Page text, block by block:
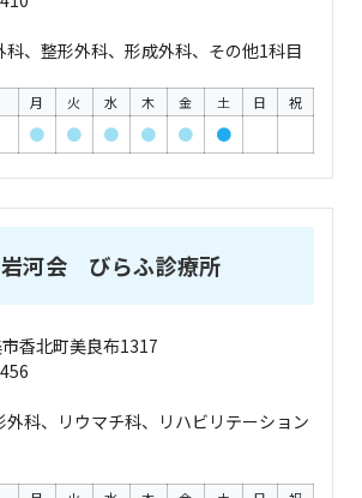
科、整形外科、形成外科、その他1科目
月 火 水 木 金 土 日 祝
● ● ● ● ● ●
河会 びらふ診療所
香北町美良布1317
外科、リウマチ科、リハビリテーション